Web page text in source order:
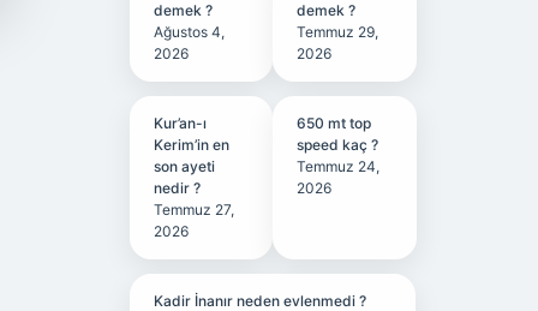
demek ?
Ağustos 4,
2026
demek ?
Temmuz 29,
2026
Kur’an-ı
Kerim’in en
son ayeti
nedir ?
Temmuz 27,
2026
650 mt top
speed kaç ?
Temmuz 24,
2026
Kadir İnanır neden evlenmedi ?